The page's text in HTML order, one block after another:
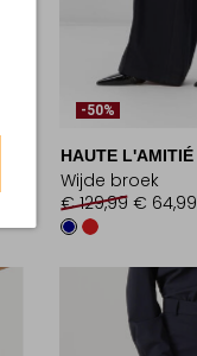
-50%
HAUTE L'AMITIÉ
Wijde broek
€ 129,99 € 64,99